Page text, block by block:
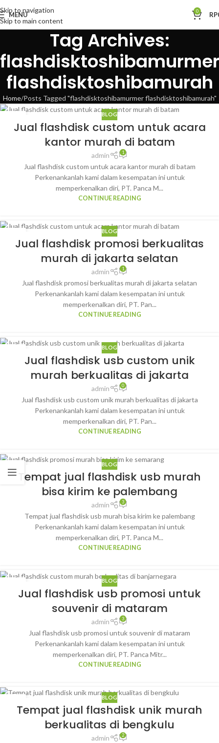
Skip to navigation
Skip to main content
MENU 0 RP
Tag Archives:
flashdisktoshibamurmer
flashdisktoshibamurah
Home Posts Tagged "flashdisktoshibamurmer flashdisktoshibamurah"
JAN
BLOG
Jual flashdisk custom untuk acara
kantor murah di batam
admin 1
Jual flashdisk custom untuk acara kantor murah di batam
Perkenankanlah kami dalam kesempatan ini untuk
memperkenalkan diri, PT. Panca M...
CONTINUE READING
JAN
BLOG
Jual flashdisk promosi berkualitas
murah di jakarta selatan
admin 1
Jual flashdisk promosi berkualitas murah di jakarta selatan
Perkenankanlah kami dalam kesempatan ini untuk
memperkenalkan diri, PT. Pan...
CONTINUE READING
BLOG
Jual flashdisk usb custom unik
murah berkualitas di jakarta
admin 0
Jual flashdisk usb custom unik murah berkualitas di jakarta
Perkenankanlah kami dalam kesempatan ini untuk
memperkenalkan diri, PT. Pan...
CONTINUE READING
27
JAN
BLOG
Tempat jual flashdisk usb murah
bisa kirim ke palembang
admin 3
Tempat jual flashdisk usb murah bisa kirim ke palembang
Perkenankanlah kami dalam kesempatan ini untuk
memperkenalkan diri, PT. Panca M...
CONTINUE READING
BLOG
Jual flashdisk usb promosi untuk
souvenir di mataram
admin 3
Jual flashdisk usb promosi untuk souvenir di mataram
Perkenankanlah kami dalam kesempatan ini untuk
memperkenalkan diri, PT. Panca Mitr...
CONTINUE READING
BLOG
Tempat jual flashdisk unik murah
berkualitas di bengkulu
admin 2